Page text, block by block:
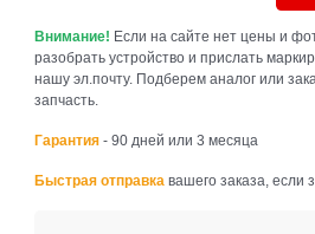
Внимание! Если на сайте нет цены и
разобрать устройство и прислать
нашу эл.почту. Подберем аналог или
запчасть.
Гарантия - 90 дней или 3 месяца
Быстрая отправка вашего заказа, если